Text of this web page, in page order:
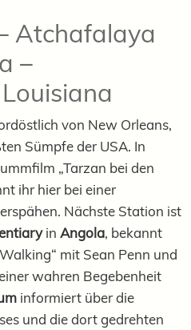
Atchafalaya
–
von New Orleans,
Sümpfe der USA. In
„Tarzan bei den
ihr hier bei einer
Nächste Station ist
in Angola, bekannt
mit Sean Penn und
wahren Begebenheit
informiert über die
und die dort gedrehten